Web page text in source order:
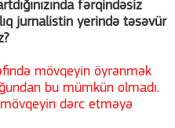
fərqindəsiz
jurnalistin yerində təsəvür
mövqeyin öyrənmək
bu mümkün olmadı.
dərc etməyə